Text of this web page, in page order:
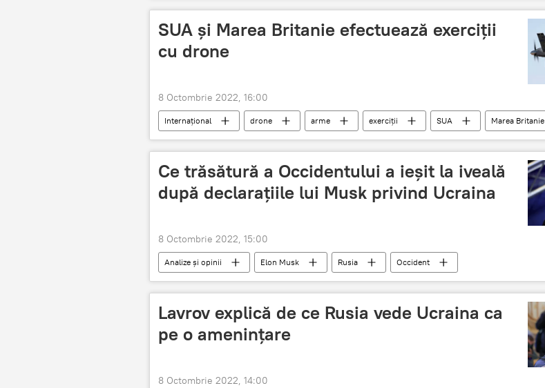
SUA și Marea Britanie efectuează exerciții
cu drone
8 Octombrie 2022, 16:00
Internațional drone arme exerciții SUA Marea Britanie
Ce trăsătură a Occidentului a ieșit la iveală
după declarațiile lui Musk privind Ucraina
8 Octombrie 2022, 15:00
Analize și opinii Elon Musk Rusia Occident
Lavrov explică de ce Rusia vede Ucraina ca
pe o amenințare
8 Octombrie 2022, 14:00